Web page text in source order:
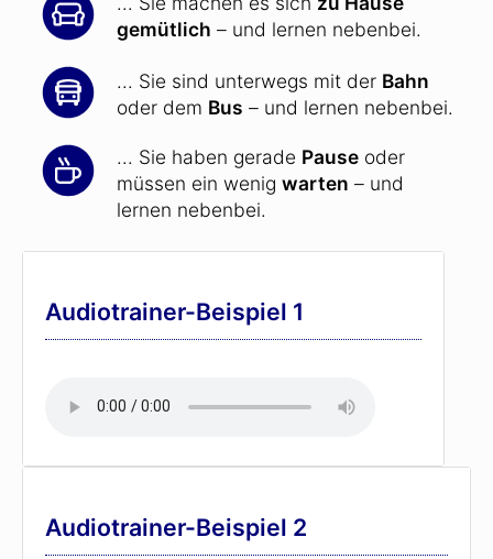
gemütlich – und lernen nebenbei.
... Sie sind unterwegs mit der Bahn
oder dem Bus – und lernen nebenbei.
... Sie haben gerade Pause oder
müssen ein wenig warten – und
lernen nebenbei.
Audiotrainer-Beispiel 1
Audiotrainer-Beispiel 2